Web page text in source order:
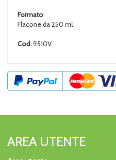
Formato
Flacone da 250 ml
Cod.9510V
AREA UTENTE